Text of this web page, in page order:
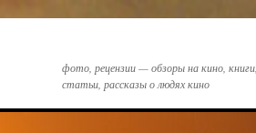
фото, рецензии — обзоры на кино, книги,
статьи, рассказы о людях кино